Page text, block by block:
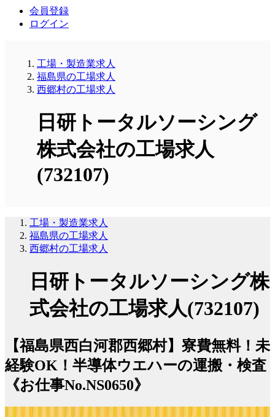
会員登録
ログイン
工場・製造業求人
福島県の工場求人
西郷村の工場求人
日研トータルソーシング
株式会社の工場求人
(732107)
工場・製造業求人
福島県の工場求人
西郷村の工場求人
日研トータルソーシング株
式会社の工場求人(732107)
【福島県西白河郡西郷村】寮費無料！未
経験OK！半導体ウエハーの運搬・検査
《お仕事No.NS0650》